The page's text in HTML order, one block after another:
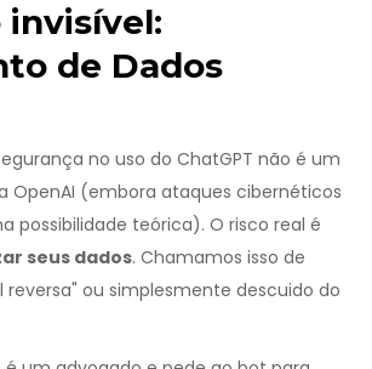
invisível:
de Dados
no uso do ChatGPT não é um
OpenAI (embora ataques cibernéticos
possibilidade teórica). O risco real é
seus dados. Chamamos isso de
reversa" ou simplesmente descuido do